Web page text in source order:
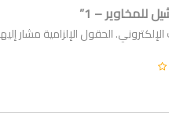
– 1”
الحقول الإلزامية مشار